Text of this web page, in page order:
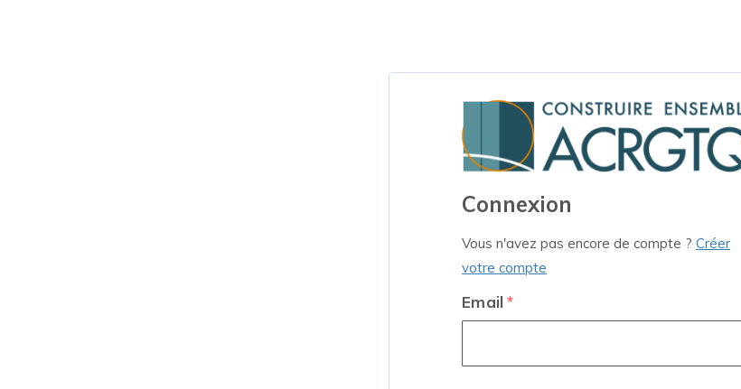
Connexion
Vous n'avez pas encore de compte ?Créer
votre compte
Email